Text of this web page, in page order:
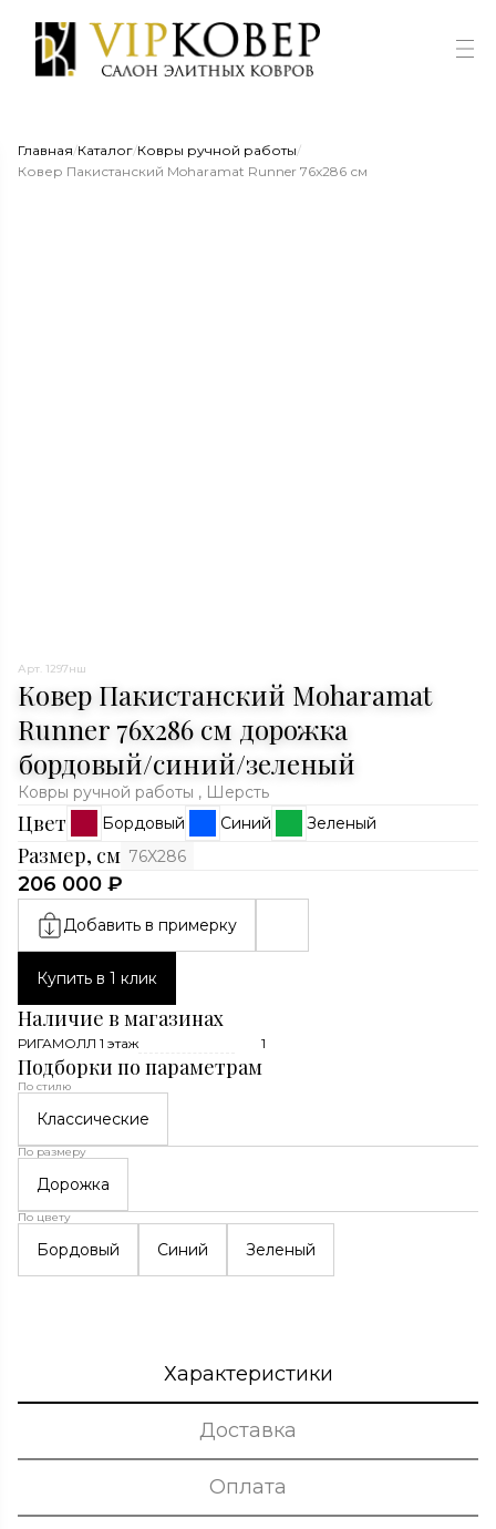
Главная/Каталог/Ковры ручной работы/
Ковер Пакистанский Moharamat Runner 76x286 см
Арт. 1297нш
Ковер Пакистанский Moharamat
Runner 76x286 см дорожка
бордовый/синий/зеленый
Ковры ручной работы , Шерсть
Цвет Бордовый Синий Зеленый
Размер, см 76X286
206 000 ₽
Добавить в примерку
Купить в 1 клик
Наличие в магазинах
РИГАМОЛЛ 1 этаж 1
Подборки по параметрам
По стилю
Классические
По размеру
Дорожка
По цвету
Бордовый Синий Зеленый
Характеристики
Доставка
Оплата